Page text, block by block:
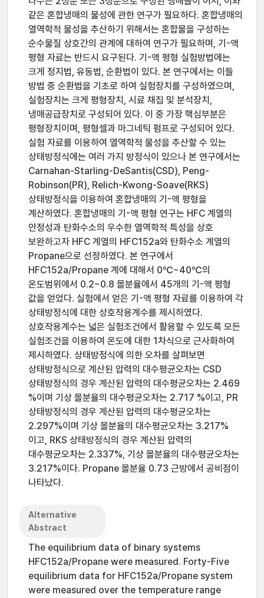
같은 혼합냉매의 물성에 관한 연구가 필요하다. 혼합냉매의
열역학적 물성을 추산하기 위해서는 혼합물을 구성하는
순수물질 상호간의 관계에 대하여 연구가 필요하며, 기-액
평형 자료는 반드시 요구된다. 기-액 평형 실험방법에는
크게 정지법, 유동법, 순환법이 있다. 본 연구에서는 이들
방법 중 순환법을 기초로 하여 실험장치를 구성하였으며,
실험장치는 크게 평형장치, 시료 채집 및 분석장치,
냉매공급장치로 구성되어 있다. 이 중 가장 핵심부분은
평형장치이며, 평형셀과 마그네틱 펌프로 구성되어 있다.
실험 자료를 이용하여 열역학적 물성을 추산할 수 있는
상태방정식에는 여러 가지 방정식이 있으나 본 연구에서는
Carnahan-Starling-DeSantis(CSD), Peng-
Robinson(PR), Relich-Kwong-Soave(RKS)
상태방정식을 이용하여 혼합냉매의 기-액 평형을
계산하였다. 혼합냉매의 기-액 평형 연구는 HFC 계열의
안정성과 탄화수소의 우수한 열역학적 특성을 상호
보완하고자 HFC 계열의 HFC152a와 탄화수소 계열의
Propane으로 선정하였다. 본 연구에서
HFC152a/Propane 계에 대해서 0℃~40℃의
온도범위에서 0.2~0.8 몰분율에서 45개의 기-액 평형
값을 얻었다. 실험에서 얻은 기-액 평형 자료를 이용하여 각
상태방정식에 대한 상호작용계수를 제시하였다.
상호작용계수는 넓은 실험조건에서 활용할 수 있도록 모든
실험조건을 이용하여 온도에 대한 1차식으로 근사화하여
제시하였다. 상태방정식에 의한 오차를 살펴보면
상태방정식으로 계산된 압력의 대수평균오차는 CSD
상태방정식의 경우 계산된 압력의 대수평균오차는 2.469
%이며 기상 몰분율의 대수평균오차는 2.717 %이고, PR
상태방정식의 경우 계산된 압력의 대수평균오차는
2.297%이며 기상 몰분율의 대수평균오차는 3.217%
이고, RKS 상태방정식의 경우 계산된 압력의
대수평균오차는 2.337%, 기상 몰분율의 대수평균오차는
3.217%이다. Propane 몰분율 0.73 근방에서 공비점이
나타났다.
Alternative
Abstract
The equilibrium data of binary systems
HFC152a/Propane were measured. Forty-Five
equilibrium data for HFC152a/Propane system
were measured over the temperature range